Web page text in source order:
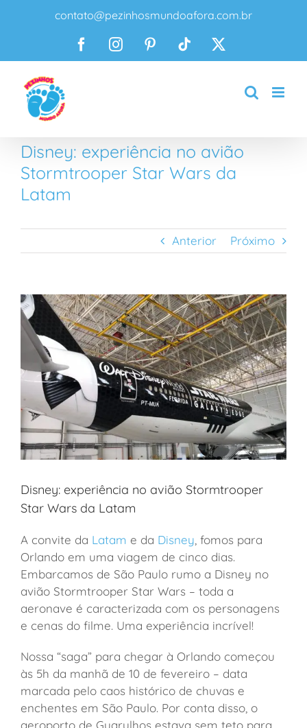
conteúdo
contato@pezinhosmundoafora.com.br
FacebookInstagramPinterestTiktok
Disney: experiência no avião
Stormtrooper Star Wars da
Latam
Anterior Próximo
Disney: experiência no avião Stormtrooper
Star Wars da Latam
A convite da Latam e da Disney fomos para
Orlando em uma viagem de cinco dias.
Embarcamos de São Paulo rumo a Disney no
avião Stormtrooper Star Wars – toda a
aeronave é caracterizada com os personagens
e cenas do filme. Uma experiência incrível!
Nossa “saga” para chegar à Orlando começou
às 5h da manhã de 10 de fevereiro – data
marcada pelo caos histórico de chuvas e
enchentes em São Paulo. Por conta disso, o
aeroporto de Guarulhos estava sem teto para